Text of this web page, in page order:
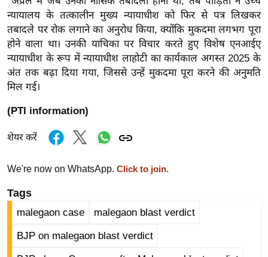
/
फै
श
न
घ
रे
लू
स्खे
र्य
ट
स्थ
ल
फि
न्यायालय के तत्कालीन मुख्य न्यायाधीश को फिर से पत्र लिखकर
तबादले पर रोक लगाने का अनुरोध किया, क्योंकि मुकदमा लगभग पूरा
होने वाला था। उनकी याचिका पर विचार करते हुए विशेष एनआईए
न्यायाधीश के रूप में न्यायाधीश लाहोटी का कार्यकाल अगस्त 2025 के
अंत तक बढ़ा दिया गया, जिससे उन्हें मुकदमा पूरा करने की अनुमति
मिल गई।
(PTI information)
शेयर करें
We're now on WhatsApp. Click to join.
Tags
malegaon case malegaon blast verdict
BJP on malegaon blast verdict